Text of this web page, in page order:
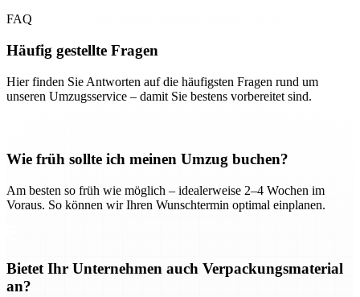
FAQ
Häufig gestellte Fragen
Hier finden Sie Antworten auf die häufigsten Fragen rund um
unseren Umzugsservice – damit Sie bestens vorbereitet sind.
Wie früh sollte ich meinen Umzug buchen?
Am besten so früh wie möglich – idealerweise 2–4 Wochen im
Voraus. So können wir Ihren Wunschtermin optimal einplanen.
Bietet Ihr Unternehmen auch Verpackungsmaterial
an?